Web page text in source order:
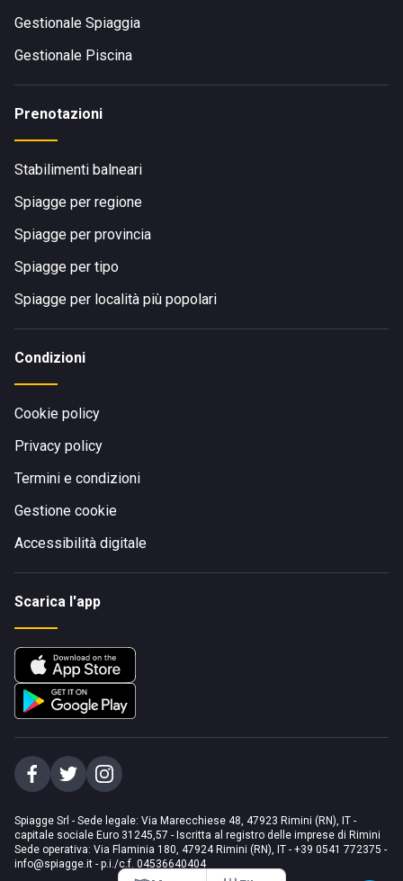
Gestionale Spiaggia
Gestionale Piscina
Prenotazioni
Stabilimenti balneari
Spiagge per regione
Spiagge per provincia
Spiagge per tipo
Spiagge per località più popolari
Condizioni
Cookie policy
Privacy policy
Termini e condizioni
Gestione cookie
Accessibilità digitale
Scarica l'app
Spiagge Srl - Sede legale: Via Marecchiese 48, 47923 Rimini (RN), IT -
capitale sociale Euro 31245,57 - Iscritta al registro delle imprese di Rimini
Sede operativa: Via Flaminia 180, 47924 Rimini (RN), IT - +39 0541 772375 -
info@spiagge.it - p.i./c.f. 04536640404